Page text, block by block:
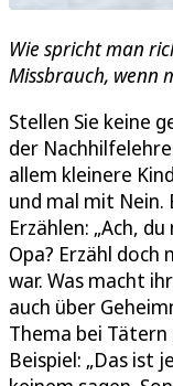
Wie spricht man
Missbrauch, wenn
Stellen Sie keine
der
allem kleinere
und mal mit Nein.
Erzählen: „Ach,
Opa? Erzähl
war. Was macht
auch über
Thema bei Tätern
Beispiel: „Das ist